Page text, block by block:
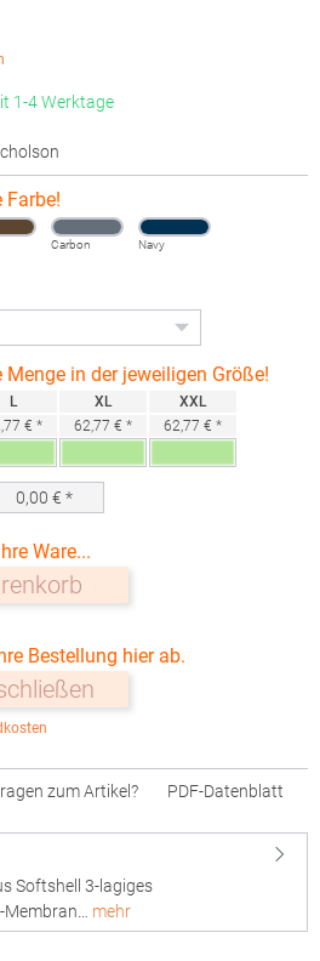
1-4 Werktage
Farbe!
Carbon Navy
in der jeweiligen Größe!
L
€ *
XL
62,77 € *
XXL
62,77 € *
0,00 € *
Ware...
Bestellung hier ab.
zum Artikel? PDF-Datenblatt
Softshell 3-lagiges
mehr